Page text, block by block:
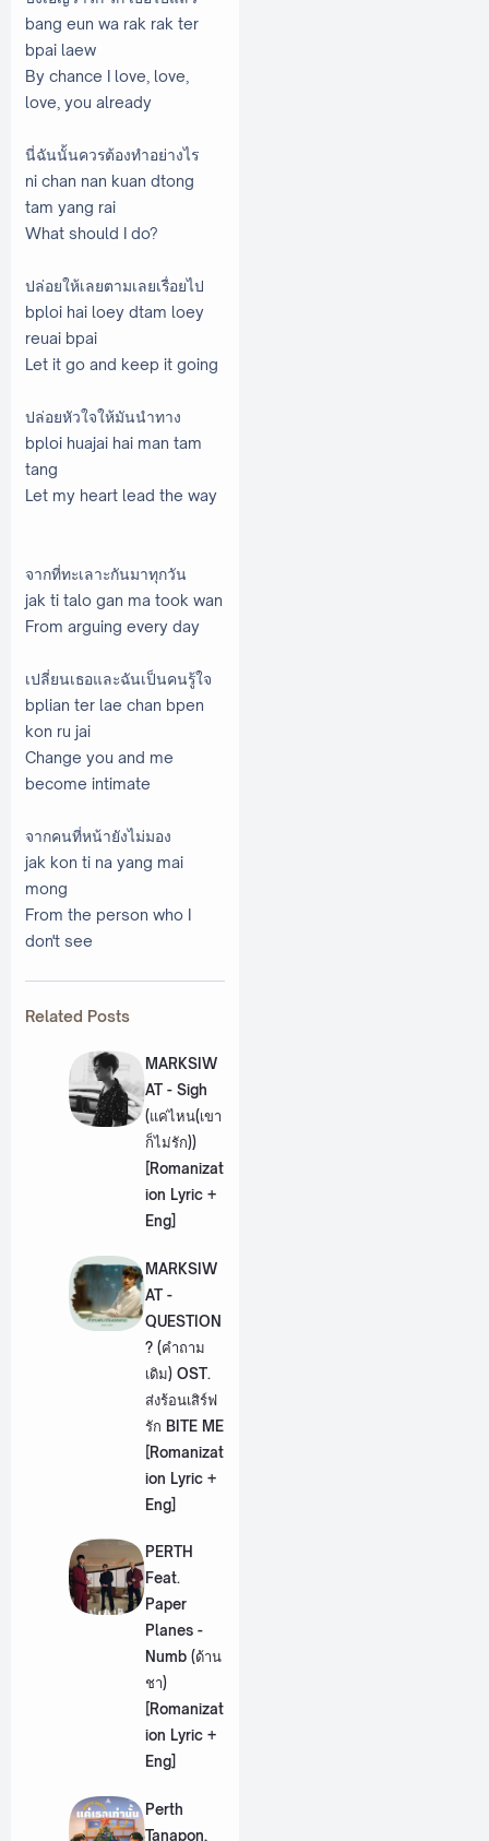
bang eun wa rak rak ter
bpai laew
By chance I love, love,
love, you already
นี่ฉันนั้นควรต้องทำอย่างไร
ni chan nan kuan dtong
tam yang rai
What should I do?
ปล่อยให้เลยตามเลยเรื่อยไป
bploi hai loey dtam loey
reuai bpai
Let it go and keep it going
ปล่อยหัวใจให้มันนำทาง
bploi huajai hai man tam
tang
Let my heart lead the way
จากที่ทะเลาะกันมาทุกวัน
jak ti talo gan ma took wan
From arguing every day
เปลี่ยนเธอและฉันเป็นคนรู้ใจ
bplian ter lae chan bpen
kon ru jai
Change you and me
become intimate
จากคนที่หน้ายังไม่มอง
jak kon ti na yang mai
mong
From the person who I
don't see
Related Posts
MARKSIW
AT - Sigh
(แค่ไหน(เขา
ก็ไม่รัก))
[Romanizat
ion Lyric +
Eng]
MARKSIW
AT -
QUESTION
? (คำถาม
เดิม) OST.
ส่งร้อนเสิร์ฟ
รัก BITE ME
[Romanizat
ion Lyric +
Eng]
PERTH
Feat.
Paper
Planes -
Numb (ด้าน
ชา)
[Romanizat
ion Lyric +
Eng]
Perth
Tanapon,